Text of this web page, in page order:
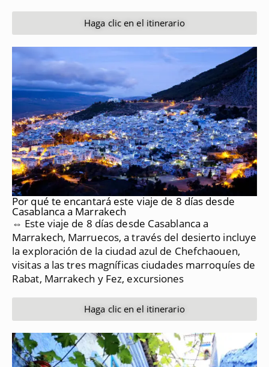
Haga clic en el itinerario
Por qué te encantará este viaje de 8 días desde
Casablanca a Marrakech
⇔ Este viaje de 8 días desde Casablanca a
Marrakech, Marruecos, a través del desierto incluye
la exploración de la ciudad azul de Chefchaouen,
visitas a las tres magníficas ciudades marroquíes de
Rabat, Marrakech y Fez, excursiones
Haga clic en el itinerario